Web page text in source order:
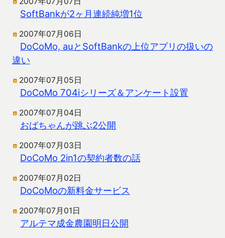
SoftBankが2ヶ月連続純増1位
2007年07月06日
DoCoMo, auとSoftBankの上位アプリの扱いの
違い
2007年07月05日
DoCoMo 704iシリーズ＆アンケート設置
2007年07月04日
おばちゃんが跳ぶ2公開
2007年07月03日
DoCoMo 2in1の契約者数の話
2007年07月02日
DoCoMoの新料金サービス
2007年07月01日
アルテマ成金農園明日公開